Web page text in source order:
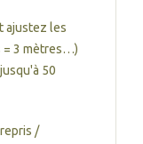
ajustez les
= 3 mètres…)
50
/